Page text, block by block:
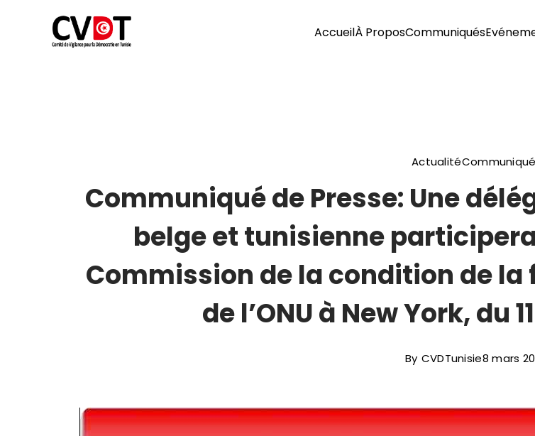
Démocratie
en
Tunisie
AccueilÀ ProposCommuniqués
Actualité
Communiqué de Presse: Une
belge et tunisienne
Commission de la condition de la
de l’ONU à New York, du
By CVDTunisie8 mars